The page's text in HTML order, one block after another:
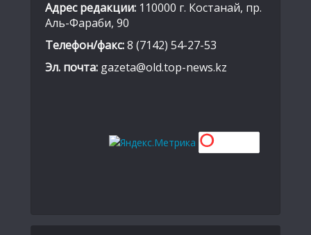
Адрес редакции: 110000 г. Костанай, пр.
Аль-Фараби, 90
Телефон/факс:8 (7142) 54-27-53
Эл. почта: gazeta@old.top-news.kz